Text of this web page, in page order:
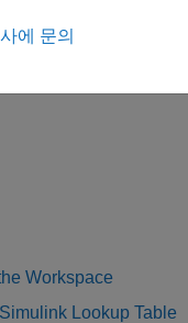
Workspace
Lookup Table
에 문의